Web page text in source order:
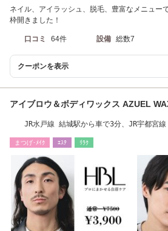
ネイル、アイラッシュ、脱毛、豊富なメニュー
枠開きました！
口コミ 64件 設備 総数7
クーポンを表示
アイブロウ＆ボディワックス AZUEL
JR水戸線 結城駅から車で3分、JR宇都宮
まつげ･ﾒｲｸ ｴｽﾃ ﾘﾗｸ